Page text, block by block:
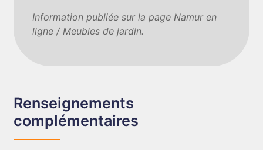
Information publiée sur la page Namur en
ligne / Meubles de jardin.
Renseignements
complémentaires